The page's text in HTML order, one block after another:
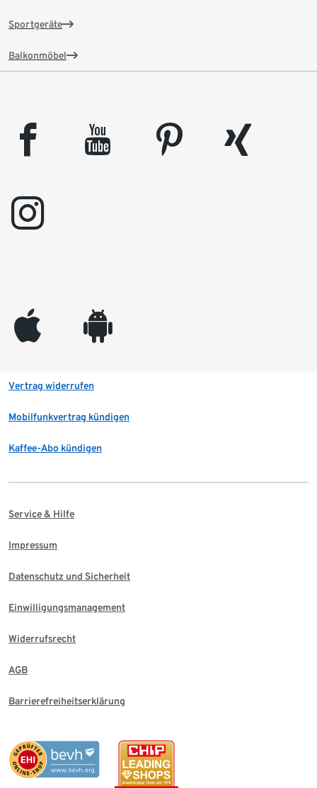
Sportgeräte
Balkonmöbel
facebook youtube pinterest
xing
instagram
appleinc android
Vertrag widerrufen
Mobilfunkvertrag kündigen
Kaffee-Abo kündigen
Service & Hilfe
Impressum
Datenschutz und Sicherheit
Einwilligungsmanagement
Widerrufsrecht
AGB
Barrierefreiheitserklärung